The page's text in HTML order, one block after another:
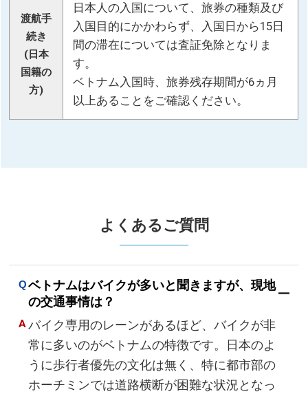
渡航手
続き
(日本
国籍の
方)
日本人の入国について、旅券の種類及び
入国目的にかかわらず、入国日から15日
間の滞在については査証免除となりま
す。
ベトナム入国時、旅券残存期間が6ヵ月
以上あることをご確認ください。
よくあるご質問
ベトナムはバイクが多いと聞きますが、現地
の交通事情は？
バイク専用のレーンがあるほど、バイクが非
常に多いのがベトナムの特徴です。日本のよ
うに歩行者優先の文化は無く、特に都市部の
ホーチミンでは道路横断が困難な状況となっ